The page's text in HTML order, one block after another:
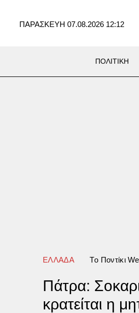
ΠΑΡΑΣΚΕΥΗ 07.08.2026 12:12
ΠΟΛΙΤΙΚΗ
ΕΛΛΑΔΑ Tο Ποντίκι
Πάτρα:
κρατείται η